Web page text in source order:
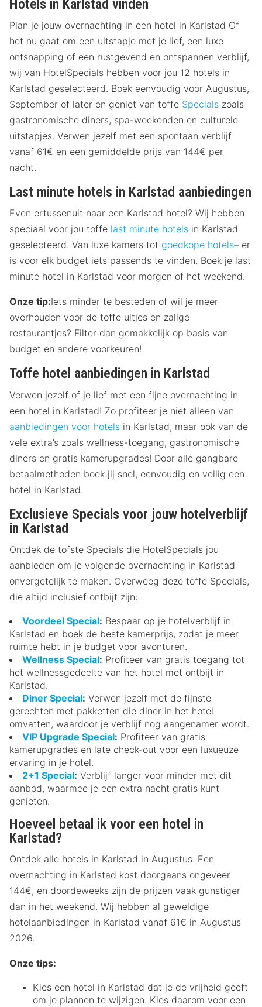
Hotels in Karlstad vinden
Plan je jouw overnachting in een hotel in Karlstad Of
het nu gaat om een uitstapje met je lief, een luxe
ontsnapping of een rustgevend en ontspannen verblijf,
wij van HotelSpecials hebben voor jou 12 hotels in
Karlstad geselecteerd. Boek eenvoudig voor Augustus,
September of later en geniet van toffe Specials zoals
gastronomische diners, spa-weekenden en culturele
uitstapjes. Verwen jezelf met een spontaan verblijf
vanaf 61€ en een gemiddelde prijs van 144€ per
nacht.
Last minute hotels in Karlstad aanbiedingen
Even ertussenuit naar een Karlstad hotel? Wij hebben
speciaal voor jou toffe last minute hotels in Karlstad
geselecteerd. Van luxe kamers tot goedkope hotels– er
is voor elk budget iets passends te vinden. Boek je last
minute hotel in Karlstad voor morgen of het weekend.
Onze tip:Iets minder te besteden of wil je meer
overhouden voor de toffe uitjes en zalige
restaurantjes? Filter dan gemakkelijk op basis van
budget en andere voorkeuren!
Toffe hotel aanbiedingen in Karlstad
Verwen jezelf of je lief met een fijne overnachting in
een hotel in Karlstad! Zo profiteer je niet alleen van
aanbiedingen voor hotels in Karlstad, maar ook van de
vele extra’s zoals wellness-toegang, gastronomische
diners en gratis kamerupgrades! Door alle gangbare
betaalmethoden boek jij snel, eenvoudig en veilig een
hotel in Karlstad.
Exclusieve Specials voor jouw hotelverblijf
in Karlstad
Ontdek de tofste Specials die HotelSpecials jou
aanbieden om je volgende overnachting in Karlstad
onvergetelijk te maken. Overweeg deze toffe Specials,
die altijd inclusief ontbijt zijn:
Voordeel Special: Bespaar op je hotelverblijf in
Karlstad en boek de beste kamerprijs, zodat je meer
ruimte hebt in je budget voor avonturen.
Wellness Special: Profiteer van gratis toegang tot
het wellnessgedeelte van het hotel met ontbijt in
Karlstad.
Diner Special: Verwen jezelf met de fijnste
gerechten met pakketten die diner in het hotel
omvatten, waardoor je verblijf nog aangenamer wordt.
VIP Upgrade Special: Profiteer van gratis
kamerupgrades en late check-out voor een luxueuze
ervaring in je hotel.
2+1 Special: Verblijf langer voor minder met dit
aanbod, waarmee je een extra nacht gratis kunt
genieten.
Hoeveel betaal ik voor een hotel in
Karlstad?
Ontdek alle hotels in Karlstad in Augustus. Een
overnachting in Karlstad kost doorgaans ongeveer
144€, en doordeweeks zijn de prijzen vaak gunstiger
dan in het weekend. Wij hebben al geweldige
hotelaanbiedingen in Karlstad vanaf 61€ in Augustus
2026.
Onze tips:
Kies een hotel in Karlstad dat je de vrijheid geeft
om je plannen te wijzigen. Kies daarom voor een